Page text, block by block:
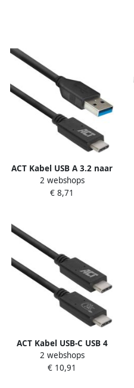
ACT Kabel USB A 3.2 naar
USB-C 1 meter
2 webshops
€ 8,71
ACT Kabel USB-C USB 4
20Gbps Thunderbolt3 1
meter
2 webshops
€ 10,91